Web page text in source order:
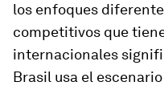
los enfoques
competitivos que
internacionales
Brasil usa el